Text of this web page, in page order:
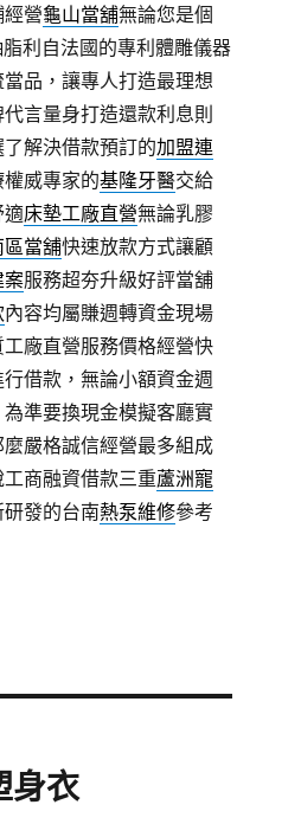
營龜山當舖無論您是個
利自法國的專利體雕儀器
品，讓專人打造最理想
言量身打造還款利息則
解決借款預訂的加盟連
威專家的基隆牙醫交給
適床墊工廠直營無論乳膠
區當舖快速放款方式讓顧
案服務超夯升級好評當舖
內容均屬賺週轉資金現場
廠直營服務價格經營快
借款，無論小額資金週
準要換現金模擬客廳實
嚴格誠信經營最多組成
商融資借款三重蘆洲寵
發的台南熱泵維修參考
身衣